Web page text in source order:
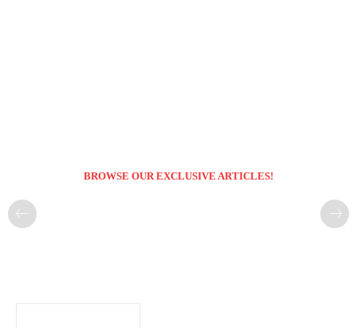
BROWSE OUR EXCLUSIVE ARTICLES!